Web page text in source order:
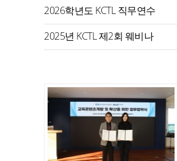
2026학년도 KCTL 직무연수
2025년 KCTL 제2회 웨비나